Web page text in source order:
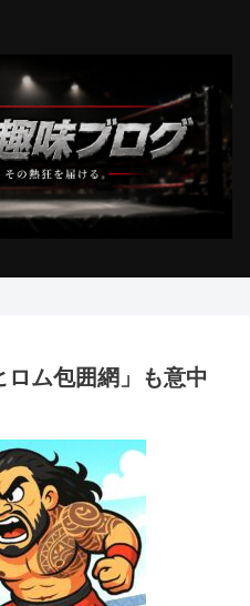
ム包囲網」も意中